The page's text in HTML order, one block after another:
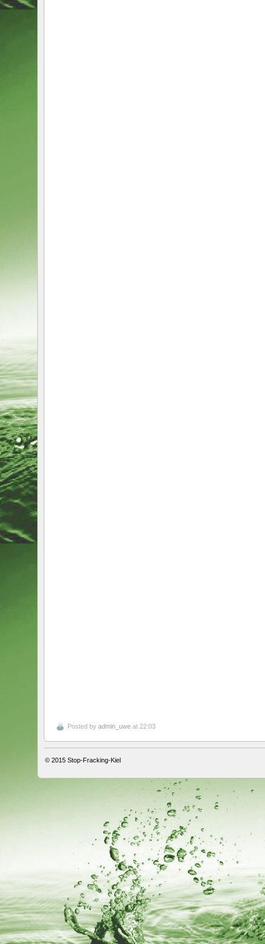
Posted by admin_uweat 22:03
© 2015 Stop-Fracking-Kiel